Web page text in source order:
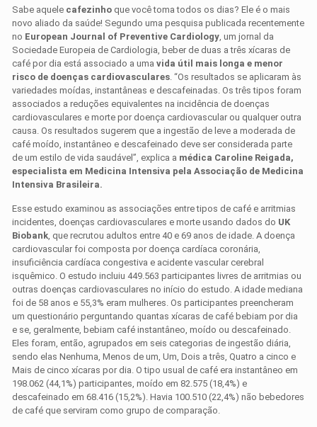
Sabe aquele cafezinho que você toma todos os dias? Ele é o mais
novo aliado da saúde! Segundo uma pesquisa publicada recentemente
no European Journal of Preventive Cardiology, um jornal da
Sociedade Europeia de Cardiologia, beber de duas a três xícaras de
café por dia está associado a umavida útil mais longa e menor
risco de doenças cardiovasculares. “Os resultados se aplicaram às
variedades moídas, instantâneas e descafeinadas. Os três tipos foram
associados a reduções equivalentes na incidência de doenças
cardiovasculares e morte por doença cardiovascular ou qualquer outra
causa. Os resultados sugerem que a ingestão de leve a moderada de
café moído, instantâneo e descafeinado deve ser considerada parte
de um estilo de vida saudável”, explica a médica Caroline Reigada,
especialista em Medicina Intensiva pela Associação de Medicina
Intensiva Brasileira.
Esse estudo examinou as associações entre tipos de café e arritmias
incidentes, doenças cardiovasculares e morte usando dados do UK
Biobank, que recrutou adultos entre 40 e 69 anos de idade. A doença
cardiovascular foi composta por doença cardíaca coronária,
insuficiência cardíaca congestiva e acidente vascular cerebral
isquêmico. O estudo incluiu 449.563 participantes livres de arritmias ou
outras doenças cardiovasculares no início do estudo. A idade mediana
foi de 58 anos e 55,3% eram mulheres. Os participantes preencheram
um questionário perguntando quantas xícaras de café bebiam por dia
e se, geralmente, bebiam café instantâneo, moído ou descafeinado.
Eles foram, então, agrupados em seis categorias de ingestão diária,
sendo elas Nenhuma, Menos de um, Um, Dois a três, Quatro a cinco e
Mais de cinco xícaras por dia. O tipo usual de café era instantâneo em
198.062 (44,1%) participantes, moído em 82.575 (18,4%) e
descafeinado em 68.416 (15,2%). Havia 100.510 (22,4%) não bebedores
de café que serviram como grupo de comparação.